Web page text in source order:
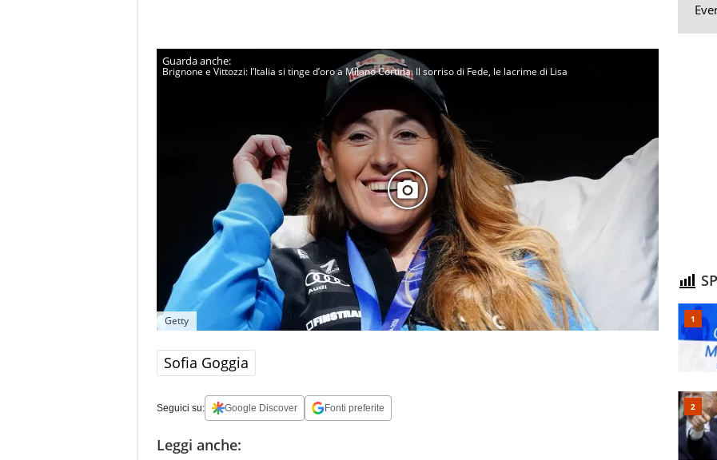
Brignone e Vittozzi: l’Italia si tinge d’oro a Milano Cortina. Il sorriso di Fede, le lacrime di Lisa
Getty
Sofia Goggia
Seguici su: Google Discover Fonti preferite
Leggi anche: